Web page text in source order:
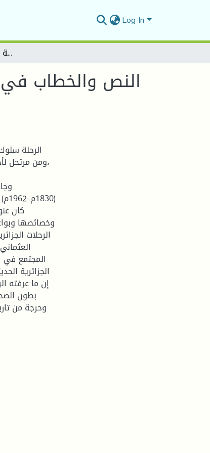
Log In
النص والخطاب في الرحلة الجزائرية الحديثة رحلات جمعية العلماء المسلمين أنموذجا
النص والخطاب في
الرحلة
،ومن مرتحل
كان
وخصائصها
الرحلات
المجتمع في
الجزائرية
إن ما عرفته
بطون
وحرجة من